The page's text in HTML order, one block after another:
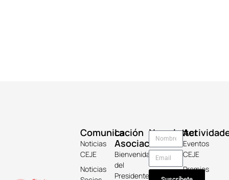
La
Asociación
Bienvenida
del
Presidente
Comunicación
Noticias
CEJE
Noticias
Eventos
CEJE
Premios
Newsletter